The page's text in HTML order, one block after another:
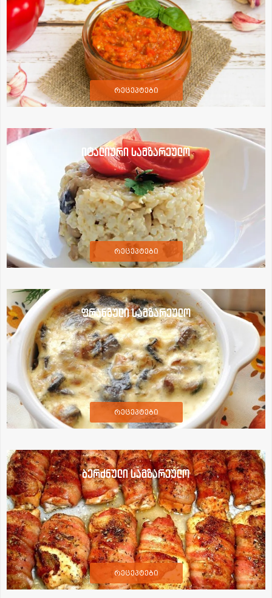
რეცეპტები
იტალიური სამზარეულო
რეცეპტები
ფრანგული სამზარეულო
რეცეპტები
ბერძნული სამზარეულო
რეცეპტები